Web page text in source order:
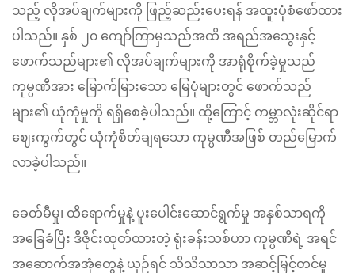
သည့် လိုအပ်ချက်များကို ဖြည့်ဆည်းပေးရန် အထူးပုံစံဖော်ထား
ပါသည်။ နှစ် ၂၀ ကျော်ကြာမှသည်အထိ အရည်အသွေးနှင့်
ဖောက်သည်များ၏ လိုအပ်ချက်များကို အာရုံစိုက်ခဲ့မှုသည်
ကုမ္ပဏီအား မြောက်မြားသော မြေပုံများတွင် ဖောက်သည်
များ၏ ယုံကုံမှုကို ရရှိစေခဲ့ပါသည်။ ထို့ကြောင့် ကမ္ဘာလုံးဆိုင်ရာ
ဈေးကွက်တွင် ယုံကုံစိတ်ချရသော ကုမ္ပဏီအဖြစ် တည်မြောက်
လာခဲ့ပါသည်။
ခေတ်မီမှု၊ ထိရောက်မှုနဲ့ ပူးပေါင်းဆောင်ရွက်မှု အနှစ်သာရကို
အခြေခံပြီး ဒီဇိုင်းထုတ်ထားတဲ့ ရုံးခန်းသစ်ဟာ ကုမ္ပဏီရဲ့ အရင်
အဆောက်အအုံတွေနဲ့ ယှဉ်ရင် သိသိသာသာ အဆင့်မြှင့်တင်မှု